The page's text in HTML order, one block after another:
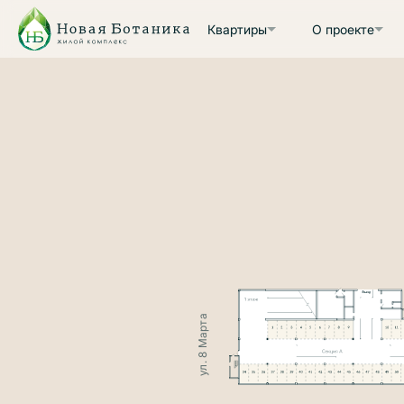
Квартиры О проекте
ул. 8 Марта